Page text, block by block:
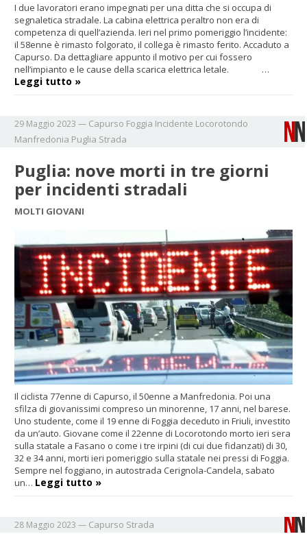
I due lavoratori erano impegnati per una ditta che si occupa di
segnaletica stradale. La cabina elettrica peraltro non era di
competenza di quell’azienda. Ieri nel primo pomeriggio l’incidente:
il 58enne è rimasto folgorato, il collega è rimasto ferito. Accaduto a
Capurso. Da dettagliare appunto il motivo per cui fossero
nell’impianto e le cause della scarica elettrica letale. …
Leggi tutto »
29 Maggio 2023 — Capurso Foggia Incidente Locorotondo
Manfredonia Puglia Strada
Puglia: nove morti in tre giorni
per incidenti stradali
MOLTI GIOVANI
Il ciclista 77enne di Capurso, il 50enne a Manfredonia. Poi una
sfilza di giovanissimi compreso un minorenne, 17 anni, nel barese.
Uno studente, come il 19 enne di Foggia deceduto in Friuli, investito
da un’auto. Giovane come il 22enne di Locorotondo morto ieri sera
sulla statale a Fasano o come i tre irpini (di cui due fidanzati) di 30,
32 e 34 anni, morti ieri pomeriggio sulla statale nei pressi di Foggia.
Sempre nel foggiano, in autostrada Cerignola-Candela, sabato
un… Leggi tutto »
28 Maggio 2023 — Capurso Strada